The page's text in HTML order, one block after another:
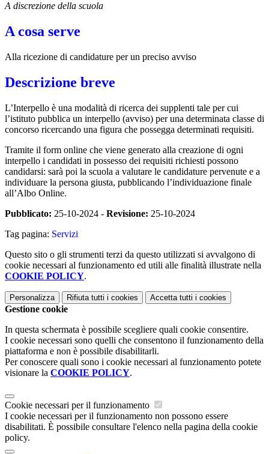
A discrezione della scuola
A cosa serve
Alla ricezione di candidature per un preciso avviso
Descrizione breve
L’Interpello è una modalità di ricerca dei supplenti tale per cui
l’istituto pubblica un interpello (avviso) per una determinata classe di
concorso ricercando una figura che possegga determinati requisiti.
Tramite il form online che viene generato alla creazione di ogni
interpello i candidati in possesso dei requisiti richiesti possono
candidarsi: sarà poi la scuola a valutare le candidature pervenute e a
individuare la persona giusta, pubblicando l’individuazione finale
all’Albo Online.
Pubblicato: 25-10-2024 - Revisione: 25-10-2024
Tag pagina: Servizi
Questo sito o gli strumenti terzi da questo utilizzati si avvalgono di
cookie necessari al funzionamento ed utili alle finalità illustrate nella
COOKIE POLICY.
Personalizza Rifiuta tutti i cookies Accetta tutti i cookies
Gestione cookie
In questa schermata è possibile scegliere quali cookie consentire.
I cookie necessari sono quelli che consentono il funzionamento della
piattaforma e non è possibile disabilitarli.
Per conoscere quali sono i cookie necessari al funzionamento potete
visionare la COOKIE POLICY.
Cookie necessari per il funzionamento
I cookie necessari per il funzionamento non possono essere
disabilitati. È possibile consultare l'elenco nella pagina della cookie
policy.